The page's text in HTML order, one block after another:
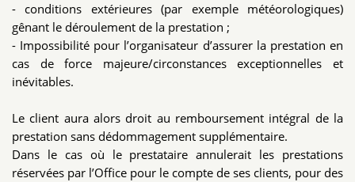
- conditions extérieures (par exemple météorologiques)
gênant le déroulement de la prestation ;
- Impossibilité pour l’organisateur d’assurer la prestation en
cas de force majeure/circonstances exceptionnelles et
inévitables.
Le client aura alors droit au remboursement intégral de la
prestation sans dédommagement supplémentaire.
Dans le cas où le prestataire annulerait les prestations
réservées par l’Office pour le compte de ses clients, pour des